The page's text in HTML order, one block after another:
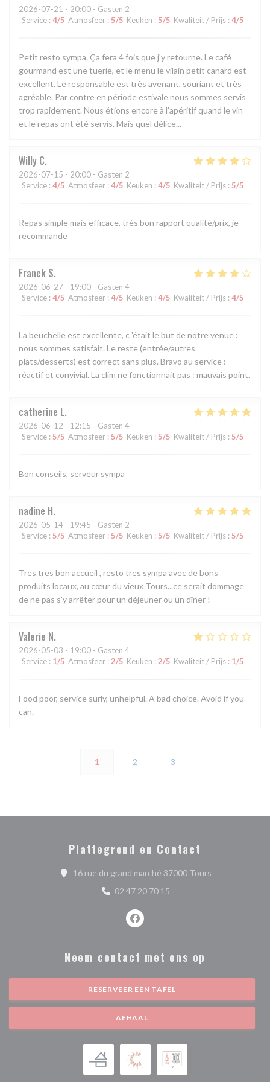
2026-07-21 - 20:00 - Gasten 2
Service : 4/5 Atmosfeer : 5/5 Keuken : 5/5 Kwaliteit / Prijs : 4/5
Petit resto sympa. Ça fera 4 fois que j'y retourne. Le café
gourmand est une tuerie, et le menu le vilain petit canard est
excellent. Le responsable est très avenant, souriant et très
agréable. Par contre en période estivale nous sommes servis
trop rapidement. Nous étions encore à l'apéritif quand le vin
et le repas ont été servis. Mais quel délice...
Willy C
2026-07-15 - 20:00 - Gasten 2
Service : 4/5 Atmosfeer : 4/5 Keuken : 4/5 Kwaliteit / Prijs : 5/5
Repas simple mais efficace, très bon rapport qualité/prix, je
recommande
Franck S
2026-06-27 - 19:00 - Gasten 4
Service : 4/5 Atmosfeer : 4/5 Keuken : 4/5 Kwaliteit / Prijs : 4/5
La beuchelle est excellente, c 'était le but de notre venue :
nous sommes satisfait. Le reste (entrée/autres
plats/desserts) est correct sans plus. Bravo au service :
réactif et convivial. La clim ne fonctionnait pas : mauvais point.
catherine L
2026-06-12 - 12:15 - Gasten 4
Service : 5/5 Atmosfeer : 5/5 Keuken : 5/5 Kwaliteit / Prijs : 5/5
Bon conseils, serveur sympa
nadine H
2026-05-14 - 19:45 - Gasten 2
Service : 5/5 Atmosfeer : 5/5 Keuken : 5/5 Kwaliteit / Prijs : 5/5
Tres tres bon accueil , resto tres sympa avec de bons
produits locaux, au cœur du vieux Tours...ce serait dommage
de ne pas s'y arrêter pour un déjeuner ou un dîner !
Valerie N
2026-05-03 - 19:00 - Gasten 4
Service : 1/5 Atmosfeer : 2/5 Keuken : 2/5 Kwaliteit / Prijs : 1/5
Food poor, service surly, unhelpful. A bad choice. Avoid if you
can.
1 2 3
Plattegrond en Contact
16 rue du grand marché 37000 Tours((opent in een
02 47 20 70 15
Facebook ((opent in een nieuw
Neem contact met ons op
RESERVEER EEN TAFEL
AFHAAL